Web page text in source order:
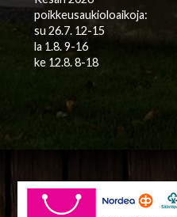
poikkeusaukioloaikoja:
su 26.7. 12-15
la 1.8. 9-16
ke 12.8. 8-18